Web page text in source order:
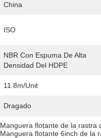
China
ISO
NBR Con Espuma De Alta
Densidad Del HDPE
11.8m/unit
Dragado
Manguera flotante de la rastra
Manguera flotante 6inch de la